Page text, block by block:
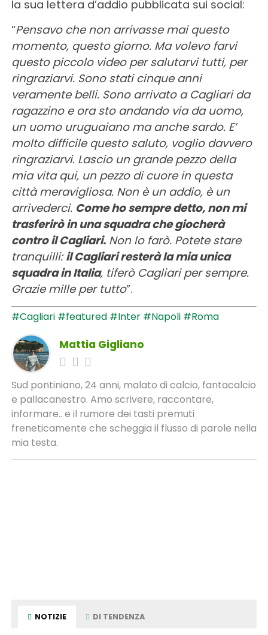
la sua lettera d’addio pubblicata sui social:
“Pensavo che non arrivasse mai questo
momento, questo giorno. Ma volevo farvi
questo piccolo video per salutarvi tutti, per
ringraziarvi. Sono stati cinque anni
veramente belli. Sono arrivato a Cagliari da
ragazzino e ora sto andando via da uomo,
un uomo uruguaiano ma anche sardo. E’
molto difficile questo saluto, voglio davvero
ringraziarvi. Lascio un grande pezzo della
mia vita qui, un pezzo di cuore in questa
città meravigliosa. Non è un addio, è un
arrivederci. Come ho sempre detto, non mi
trasferirò in una squadra che giocherà
contro il Cagliari.Non lo farò. Potete stare
tranquilli:il Cagliari resterà la mia unica
squadra in Italia, tiferò Cagliari per sempre.
Grazie mille per tutto”.
#Cagliari #featured #Inter #Napoli #Roma
Mattia Gigliano
Sud pontiniano, 24 anni, malato di calcio, fantacalcio
e pallacanestro. Amo scrivere, raccontare,
informare.. e il rumore dei tasti premuti
freneticamente che scheggia il flusso di parole nella
mia testa.
NOTIZIE DI TENDENZA